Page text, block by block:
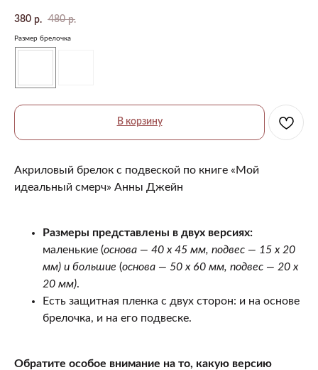
380 р. 480 р.
Размер брелочка
В корзину
Акриловый брелок с подвеской по книге «Мой
идеальный смерч» Анны Джейн
Размеры представлены в двух версиях:
маленькие (основа — 40 х 45 мм, подвес — 15 х 20
мм) и большие (основа — 50 х 60 мм, подвес — 20 х
20 мм).
Есть защитная пленка с двух сторон: и на основе
брелочка, и на его подвеске.
Обратите особое внимание на то, какую версию